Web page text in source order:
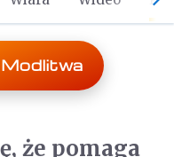
Modlitwa
że pomaga